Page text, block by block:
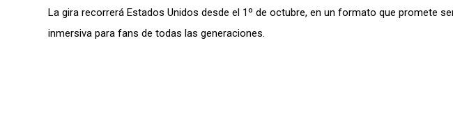
La gira recorrerá Estados Unidos desde el 1º de octubre, en un formato que promete
inmersiva para fans de todas las generaciones.